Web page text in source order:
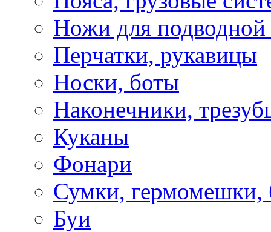
Ножи для подводной
Перчатки, рукавицы
Носки, боты
Наконечники,
Куканы
Фонари
Сумки, гермомешки,
Буи